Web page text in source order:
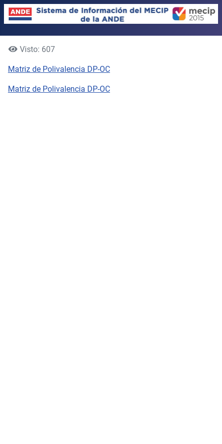
Visto: 607
Matriz de Polivalencia DP-OC
Matriz de Polivalencia DP-OC